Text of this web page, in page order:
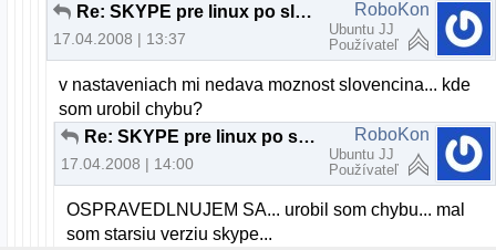
Re: SKYPE pre linux po slovensky
17.04.2008 | 13:37
RoboKon
Ubuntu JJ
Používateľ
v nastaveniach mi nedava moznost slovencina... kde
som urobil chybu?
Re: SKYPE pre linux po slovensky
17.04.2008 | 14:00
RoboKon
Ubuntu JJ
Používateľ
OSPRAVEDLNUJEM SA... urobil som chybu... mal
som starsiu verziu skype...